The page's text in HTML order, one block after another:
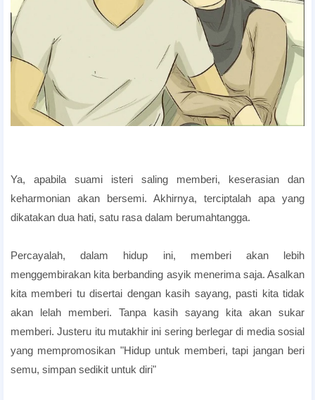
Ya, apabila suami isteri saling memberi, keserasian dan
keharmonian akan bersemi. Akhirnya, terciptalah apa yang
dikatakan dua hati, satu rasa dalam berumahtangga.
Percayalah, dalam hidup ini, memberi akan lebih
menggembirakan kita berbanding asyik menerima saja. Asalkan
kita memberi tu disertai dengan kasih sayang, pasti kita tidak
akan lelah memberi. Tanpa kasih sayang kita akan sukar
memberi. Justeru itu mutakhir ini sering berlegar di media sosial
yang mempromosikan "Hidup untuk memberi, tapi jangan beri
semu, simpan sedikit untuk diri"